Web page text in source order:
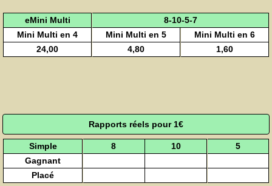
eMini Multi
8-10-5-7
Mini Multi en 4
Mini Multi en 5
Mini Multi en 6
24,00
4,80 1,60
Rapports réels pour 1€
Simple 8 10
5
Gagnant
Placé